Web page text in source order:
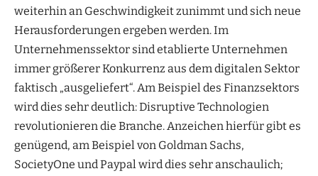
weiterhin an Geschwindigkeit zunimmt und sich neue
Herausforderungen ergeben werden. Im
Unternehmenssektor sind etablierte Unternehmen
immer größerer Konkurrenz aus dem digitalen Sektor
faktisch „ausgeliefert“. Am Beispiel des Finanzsektors
wird dies sehr deutlich: Disruptive Technologien
revolutionieren die Branche. Anzeichen hierfür gibt es
genügend, am Beispiel von Goldman Sachs,
SocietyOne und Paypal wird dies sehr anschaulich;